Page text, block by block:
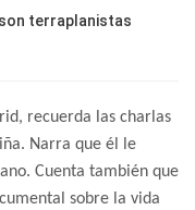
terraplanistas
recuerda las charlas
Narra que él le
Cuenta también que
sobre la vida